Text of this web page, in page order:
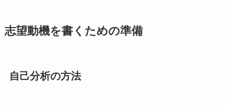
志望動機を書くための準備
自己分析の方法